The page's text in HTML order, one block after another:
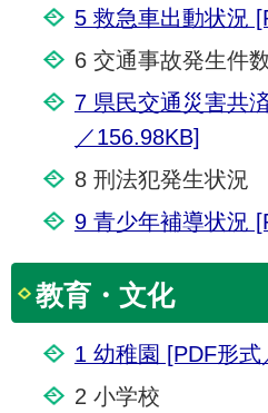
5 救急車出動状況
6 交通事故発生件
7 県民交通災害共
／156.98KB]
8 刑法犯発生状況
9 青少年補導状況
教育・文化
1 幼稚園 [PDF形式
2 小学校